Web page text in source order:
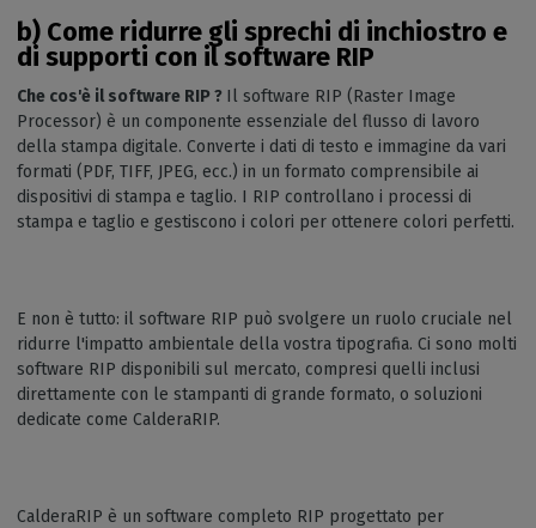
b) Come ridurre gli sprechi di inchiostro e
di supporti con il software RIP
Che cos'è il software RIP ? Il software RIP (Raster Image
Processor) è un componente essenziale del flusso di lavoro
della stampa digitale. Converte i dati di testo e immagine da vari
formati (PDF, TIFF, JPEG, ecc.) in un formato comprensibile ai
dispositivi di stampa e taglio. I RIP controllano i processi di
stampa e taglio e gestiscono i colori per ottenere colori perfetti.
E non è tutto: il software RIP può svolgere un ruolo cruciale nel
ridurre l'impatto ambientale della vostra tipografia. Ci sono molti
software RIP disponibili sul mercato, compresi quelli inclusi
direttamente con le stampanti di grande formato, o soluzioni
dedicate come CalderaRIP.
CalderaRIP è un software completo RIP progettato per